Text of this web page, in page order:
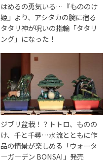
はめるの勇気いる…『もののけ
姫』より、アシタカの腕に宿る
タタリ神が呪いの指輪「タタリ
ング」になった！
ジブリ盆栽！？トトロ、ものの
け、千と千尋…水流とともに作
品の情景が楽しめる「ウォータ
ーガーデン BONSAI」発売